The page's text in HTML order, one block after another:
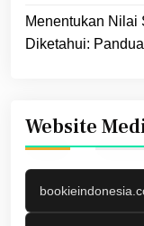
Menentukan Nilai
Diketahui:
Website